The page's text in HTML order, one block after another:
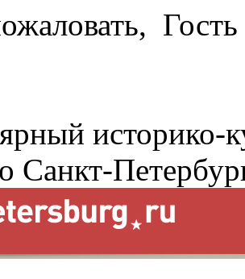
Гость
историко-
Санкт-